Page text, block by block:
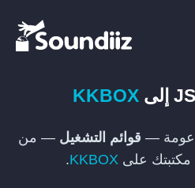
إلىKKBOX
— قوائم التشغيل — من
مكتبتك على KKBOX
.